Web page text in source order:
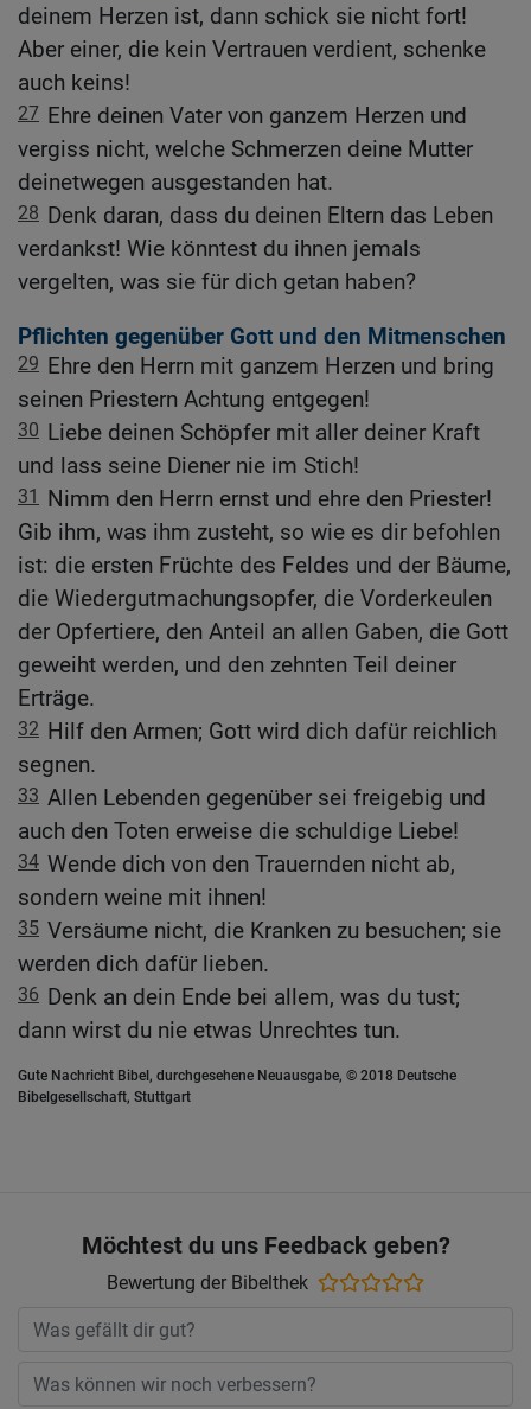
deinem Herzen ist, dann schick sie nicht fort!
Aber einer, die kein Vertrauen verdient, schenke
auch keins!
27 Ehre deinen Vater von ganzem Herzen und
vergiss nicht, welche Schmerzen deine Mutter
deinetwegen ausgestanden hat.
28 Denk daran, dass du deinen Eltern das Leben
verdankst! Wie könntest du ihnen jemals
vergelten, was sie für dich getan haben?
Pflichten gegenüber Gott und den Mitmenschen
29 Ehre den Herrn mit ganzem Herzen und bring
seinen Priestern Achtung entgegen!
30 Liebe deinen Schöpfer mit aller deiner Kraft
und lass seine Diener nie im Stich!
31 Nimm den Herrn ernst und ehre den Priester!
Gib ihm, was ihm zusteht, so wie es dir befohlen
ist: die ersten Früchte des Feldes und der Bäume,
die Wiedergutmachungsopfer, die Vorderkeulen
der Opfertiere, den Anteil an allen Gaben, die Gott
geweiht werden, und den zehnten Teil deiner
Erträge.
32 Hilf den Armen; Gott wird dich dafür reichlich
segnen.
33 Allen Lebenden gegenüber sei freigebig und
auch den Toten erweise die schuldige Liebe!
34 Wende dich von den Trauernden nicht ab,
sondern weine mit ihnen!
35 Versäume nicht, die Kranken zu besuchen; sie
werden dich dafür lieben.
36 Denk an dein Ende bei allem, was du tust;
dann wirst du nie etwas Unrechtes tun.
Gute Nachricht Bibel, durchgesehene Neuausgabe, © 2018 Deutsche
Bibelgesellschaft, Stuttgart
Möchtest du uns Feedback geben?
Bewertung der Bibelthek